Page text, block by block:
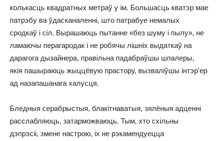
колькасць квадратных метраў у ім. Большасць кватэр мае
патрэбу ва ўдасканаленні, што патрабуе немалых
сродкаў і сіл. Вырашаюць пытанне «без шуму і пылу», не
ламаючы перагародак і не робячы лішніх выдаткаў на
дарагога дызайнера, правільна падабраўшы шпалеры,
якія пашыраюць жыццёвую прастору, вызваліўшы інтэр'ер
ад назапашанага халусця.
Бледныя серабрыстыя, блакітнаватыя, зялёныя адценні
расслабляюць, затарможваюць. Тым, хто схільны
дэпрэсіі, змене настрою, іх не рэкамендуецца